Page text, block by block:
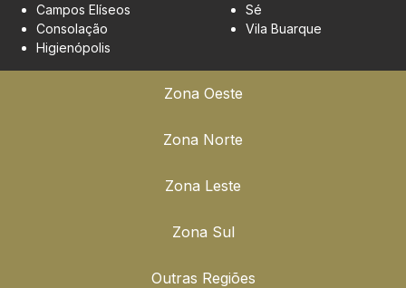
Zona Oeste
Zona Norte
Zona Leste
Zona Sul
Outras Regiões
Campos Elíseos
Consolação
Higienópolis
Sé
Vila Buarque